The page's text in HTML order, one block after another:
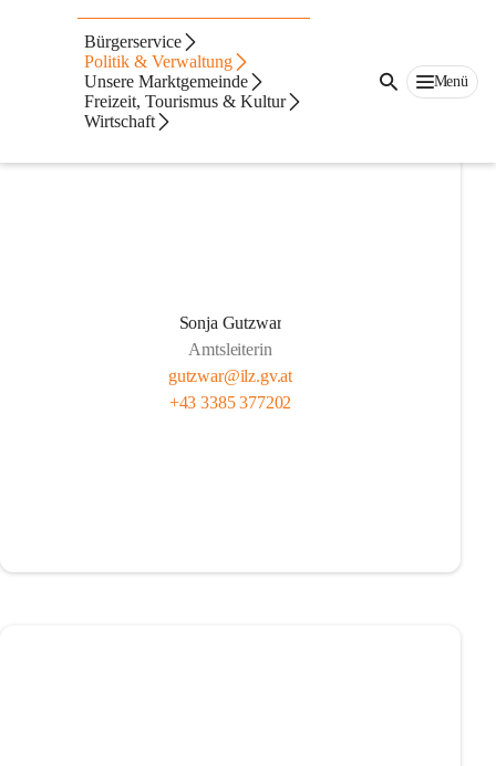
Bürgerservice
Politik & Verwaltung
Unsere Marktgemeinde
Freizeit, Tourismus & Kultur
Wirtschaft
Menü
Mitarbeiter/Abteilunge
Innendienst
Sonja Gutzwar
Amtsleiterin
gutzwar@ilz.gv.at
+43 3385 377202